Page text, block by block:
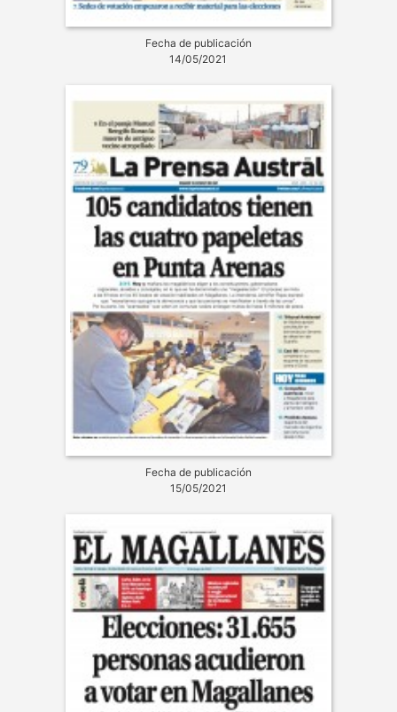
Fecha de publicación
14/05/2021
Fecha de publicación
15/05/2021